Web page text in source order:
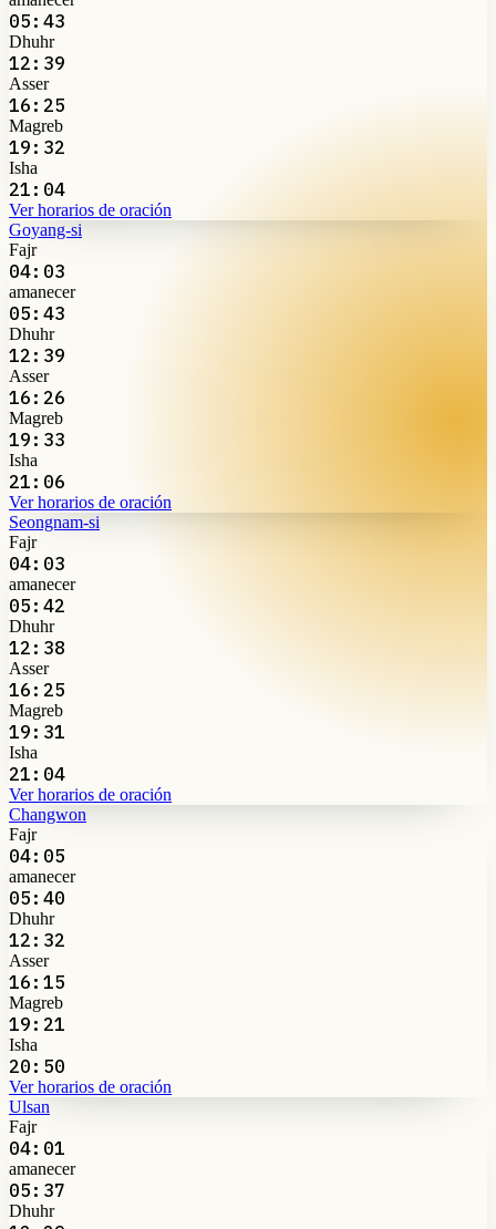
05:43
Dhuhr
12:39
Asser
16:25
Magreb
19:32
Isha
21:04
Ver horarios de oración
Goyang-si
Fajr
04:03
amanecer
05:43
Dhuhr
12:39
Asser
16:26
Magreb
19:33
Isha
21:06
Ver horarios de oración
Seongnam-si
Fajr
04:03
amanecer
05:42
Dhuhr
12:38
Asser
16:25
Magreb
19:31
Isha
21:04
Ver horarios de oración
Changwon
Fajr
04:05
amanecer
05:40
Dhuhr
12:32
Asser
16:15
Magreb
19:21
Isha
20:50
Ver horarios de oración
Ulsan
Fajr
04:01
amanecer
05:37
Dhuhr